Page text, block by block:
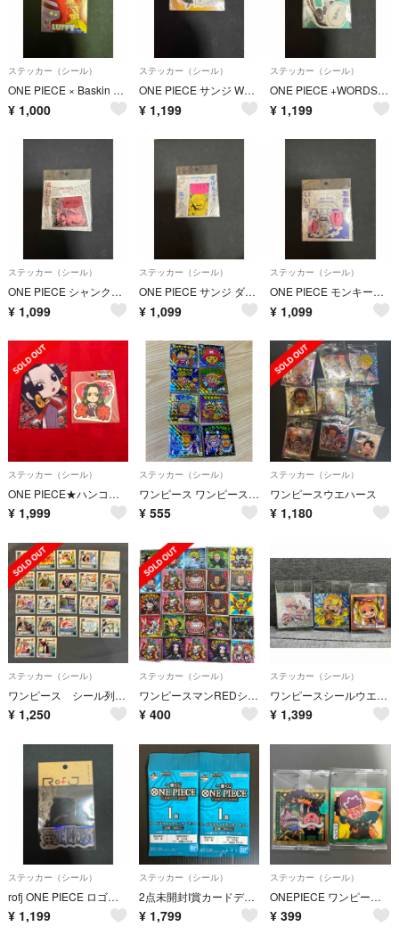
ステッカー（シール）
ONE PIECE × Baskin Robbins ルフィ ステッカー
¥ 1,000
ステッカー（シール）
ONE PIECE サンジ WORDS STICKER シール
¥ 1,199
ステッカー（シール）
ONE PIECE +WORDS STICKER ロロノア・ゾロ
¥ 1,199
ステッカー（シール）
ONE PIECE シャンクス ダイカットステッカー
¥ 1,099
ステッカー（シール）
ONE PIECE サンジ ダイカットステッカー
¥ 1,099
ステッカー（シール）
ONE PIECE モンキー・D・ルフィ ステッカー
¥ 1,099
ステッカー（シール）
ONE PIECE★ハンコック★ステッカー&ミニクリアファイルセット
¥ 1,999
ステッカー（シール）
ワンピース ワンピースマンコレクターシール 超新星編
¥ 555
ステッカー（シール）
ワンピースウエハース
¥ 1,180
ステッカー（シール）
ワンピース シール列伝 シール 当時物 レトロ
¥ 1,250
ステッカー（シール）
ワンピースマンREDシール
¥ 400
ステッカー（シール）
ワンピースシールウエハース ルフィ＆ボニー パラレル
¥ 1,399
ステッカー（シール）
rofj ONE PIECE ロゴステッカー
¥ 1,199
ステッカー（シール）
2点未開封I賞カードデザインステッカーONE PIECE CARD GAMEくじ
¥ 1,799
ステッカー（シール）
ONEPIECE ワンピース ウエハース ステッカー
¥ 399